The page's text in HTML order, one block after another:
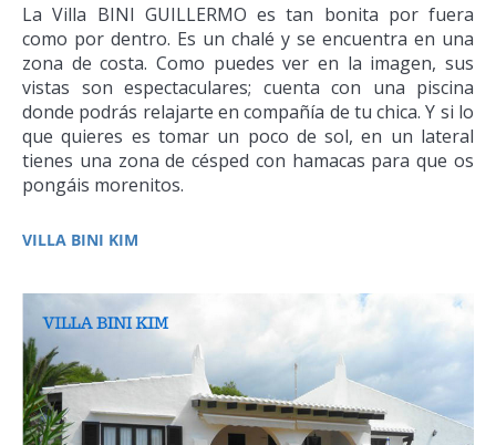
La Villa BINI GUILLERMO es tan bonita por fuera
como por dentro. Es un chalé y se encuentra en una
zona de costa. Como puedes ver en la imagen, sus
vistas son espectaculares; cuenta con una piscina
donde podrás relajarte en compañía de tu chica. Y si lo
que quieres es tomar un poco de sol, en un lateral
tienes una zona de césped con hamacas para que os
pongáis morenitos.
VILLA BINI KIM